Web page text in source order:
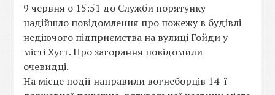
9 червня о 15:51 до Служби порятунку
надійшло повідомлення про пожежу в будівлі
недіючого підприємства на вулиці Гойди у
місті Хуст. Про загорання повідомили
очевидці.
На місце події направили вогнеборців 14-ї